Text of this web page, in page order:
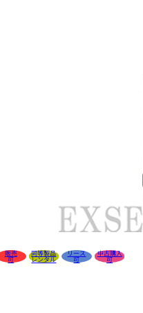
販売
可
同等製品
レンタル
リース
可
中古購入
可